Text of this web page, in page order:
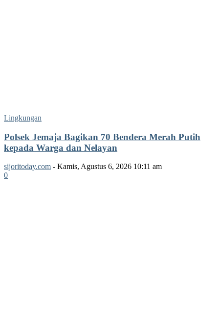
Lingkungan
Polsek Jemaja Bagikan 70 Bendera Merah Putih
kepada Warga dan Nelayan
sijoritoday.com - Kamis, Agustus 6, 2026 10:11 am
0